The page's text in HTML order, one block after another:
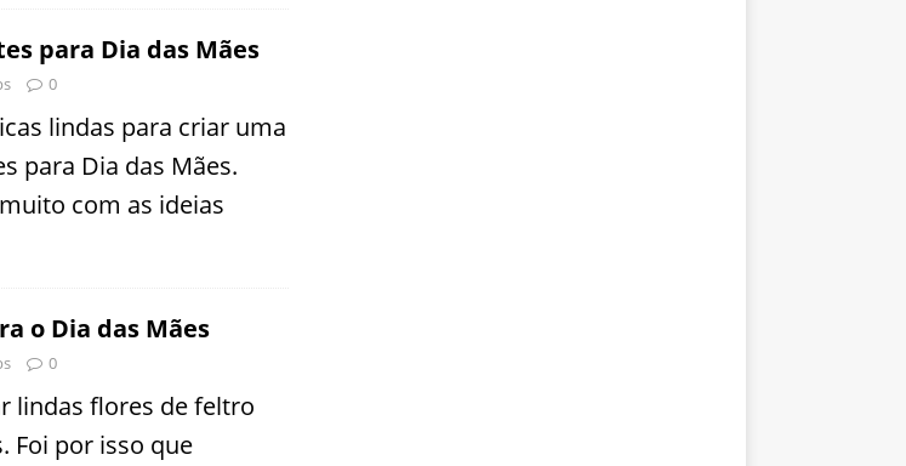
para Dia das Mães
0
lindas para criar uma
para Dia das Mães.
com as ideias
o Dia das Mães
0
lindas flores de feltro
Foi por isso que